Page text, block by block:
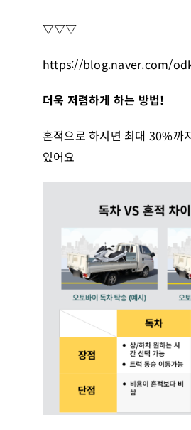
▽▽▽
https://blog.naver.com/
더욱 저렴하게 하는 방법!
혼적으로 하시면 최대 30%까
있어요